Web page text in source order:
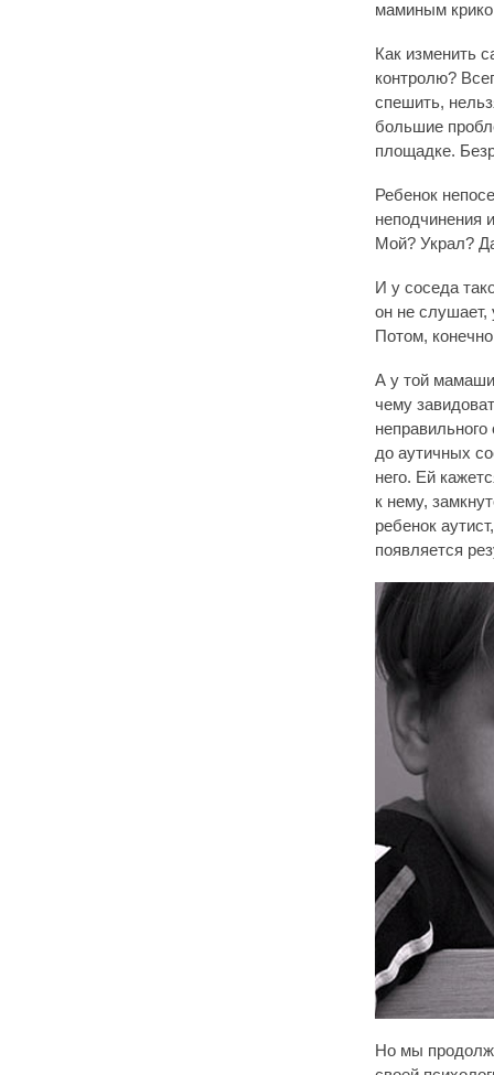
маминым
Как изменить
контролю?
спешить,
большие
площадке.
Ребенок
неподчинения
Мой? Украл?
И у соседа
он не
Потом,
А у той мамаши
чему
до аутичных
него. Ей
к нему,
ребенок
появляется
Но мы